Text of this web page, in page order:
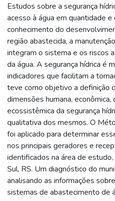
Estudos sobre a segurança
acesso à água em quantidade
conhecimento do
região abastecida, a
integram o sistema e os riscos
da água. A segurança hídrica é
indicadores que facilitam a
teve como objetivo a definição
dimensões humana, econômica,
ecossistêmica da segurança
qualitativa dos mesmos. O
foi aplicado para determinar
nos principais geradores e
identificados na área de
Sul, RS. Um diagnóstico do
analisando as informações
sistemas de abastecimento de